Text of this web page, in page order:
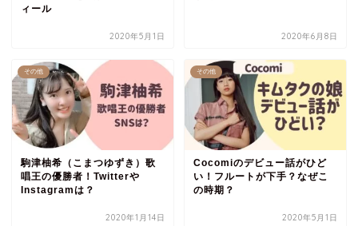
ィール
2020年5月1日 2020年6月8日
その他
駒津柚希（こまつゆずき）歌
唱王の優勝者！Twitterや
Instagramは？
2020年1月14日
その他
Cocomiのデビュー話がひど
い！フルートが下手？なぜこ
の時期？
2020年5月1日